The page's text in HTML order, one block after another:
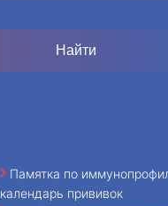
Памятка по
календарь прививок